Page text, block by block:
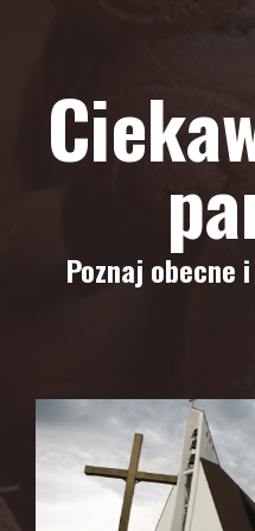
Poznaj